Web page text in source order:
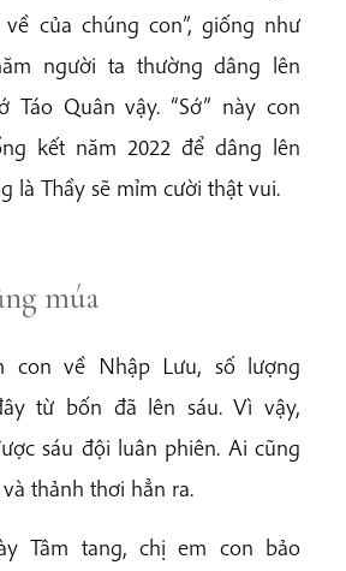
của chúng con”, giống như
người ta thường dâng lên
Táo Quân vậy. “Sớ” này con
kết năm 2022 để dâng lên
là Thầy sẽ mỉm cười thật vui.
múa
con về Nhập Lưu, số lượng
từ bốn đã lên sáu. Vì vậy,
sáu đội luân phiên. Ai cũng
thảnh thơi hẳn ra.
Tâm tang, chị em con bảo